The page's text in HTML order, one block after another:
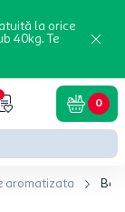
la orice
40kg. Te
0
aromatizata